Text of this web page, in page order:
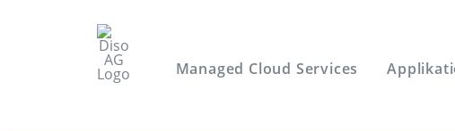
Managed Cloud Services